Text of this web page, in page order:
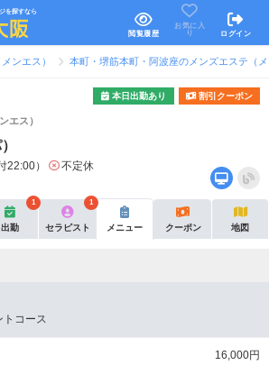
を探すなら
閲覧履歴
お気に入
り
ログイン
ンエス） 本町・堺筋本町・阿波座のメンズエステ（
本日出勤あり 割引クーポン
エス）
22:00）
不定休
出勤
1
セラピスト
1
メニュー クーポン 地図
トコース
16,000円